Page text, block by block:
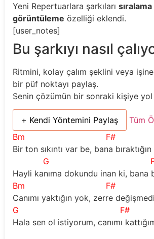
Yeni Repertuarlara şarkıları sıralama
görüntüleme özelliği eklendi.
[user_notes]
Bu şarkıyı nasıl
Ritmini, kolay çalım şeklini veya
bir püf noktayı paylaş.
Senin çözümün bir sonraki kişiye
+ Kendi Yöntemini Paylaş
Tüm
Bm
F#
Bir ton sıkıntı var be, bana bıraktığın
G
Hayli kanıma dokundu inan ki, bana
Bm
F#
Canımı yaktığın yok, zerre
G
F#
Hala sen ol istiyorum, canımı